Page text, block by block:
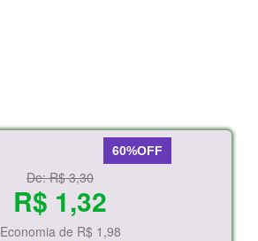
60%OFF
De:R$ 3,30
R$ 1,32
Economia de R$ 1,98